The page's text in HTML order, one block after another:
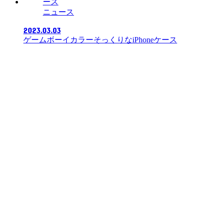
ニュース
2023.03.03
ゲームボーイカラーそっくりなiPhoneケース